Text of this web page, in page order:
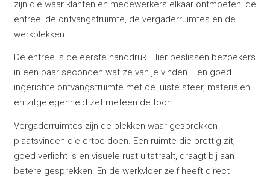
zijn die waar klanten en medewerkers elkaar ontmoeten: de
entree, de ontvangstruimte, de vergaderruimtes en de
werkplekken.
De entree is de eerste handdruk. Hier beslissen bezoekers
in een paar seconden wat ze van je vinden. Een goed
ingerichte ontvangstruimte met de juiste sfeer, materialen
en zitgelegenheid zet meteen de toon.
Vergaderruimtes zijn de plekken waar gesprekken
plaatsvinden die ertoe doen. Een ruimte die prettig zit,
goed verlicht is en visuele rust uitstraalt, draagt bij aan
betere gesprekken. En de werkvloer zelf heeft direct